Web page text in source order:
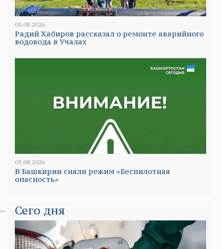
05.08.2026
Радий Хабиров рассказал о ремонте аварийного
водовода в Учалах
05.08.2026
В Башкирии сняли режим «Беспилотная
опасность»
Сего дня